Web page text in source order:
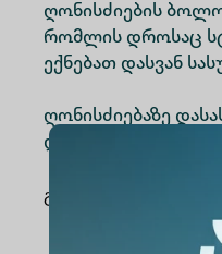
ღონისძიების
რომლის დროსაც
ექნებათ დასვან
ღონისძიებაზე
დარეგისტრირდით
გაზიარება